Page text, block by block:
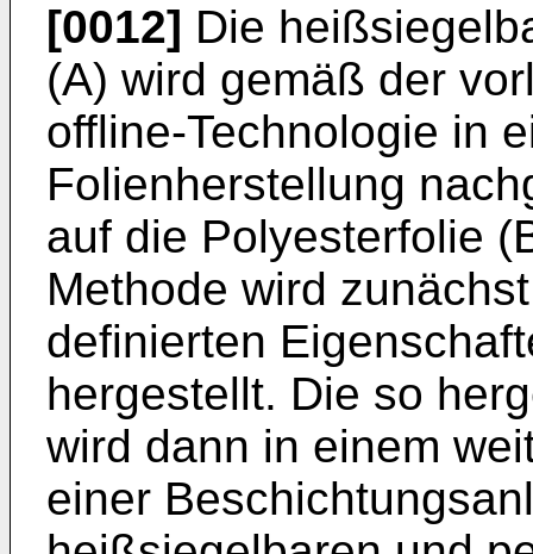
[0012] Die
(A) wird gemäß der
offline-Technologie in
Folienherstellung
auf die Polyesterfolie
Methode wird
definierten
hergestellt. Die so
wird dann in einem
einer